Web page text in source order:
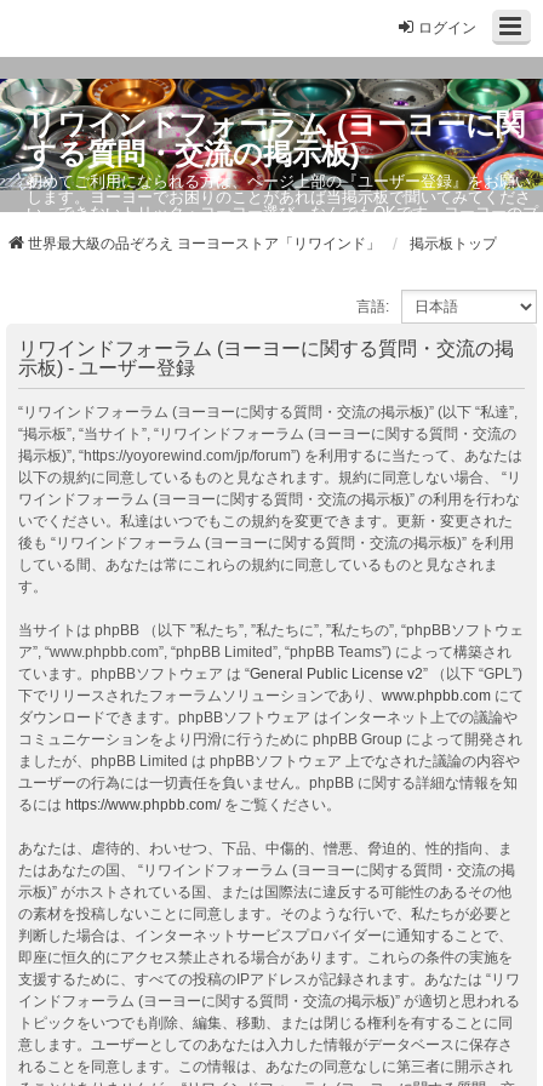
ログイン
リワインドフォーラム (ヨーヨーに関
する質問・交流の掲示板)
初めてご利用になられる方は、ページ上部の『ユーザー登録』をお願い
します。ヨーヨーでお困りのことがあれば当掲示板で聞いてみてくださ
い。できないトリック・ヨーヨー選び、なんでもOKです。ヨーヨーのプ
世界最大級の品ぞろえ ヨーヨーストア「リワインド」 掲示板トップ
言語:
リワインドフォーラム (ヨーヨーに関する質問・交流の掲
示板) - ユーザー登録
“リワインドフォーラム (ヨーヨーに関する質問・交流の掲示板)” (以下 “私達”,
“掲示板”, “当サイト”, “リワインドフォーラム (ヨーヨーに関する質問・交流の
掲示板)”, “https://yoyorewind.com/jp/forum”) を利用するに当たって、あなたは
以下の規約に同意しているものと見なされます。規約に同意しない場合、 “リ
ワインドフォーラム (ヨーヨーに関する質問・交流の掲示板)” の利用を行わな
いでください。私達はいつでもこの規約を変更できます。更新・変更された
後も “リワインドフォーラム (ヨーヨーに関する質問・交流の掲示板)” を利用
している間、あなたは常にこれらの規約に同意しているものと見なされま
す。
当サイトは phpBB （以下 ”私たち”, ”私たちに”, ”私たちの”, “phpBBソフトウェ
ア”, “www.phpbb.com”, “phpBB Limited”, “phpBB Teams”) によって構築され
ています。phpBBソフトウェア は “General Public License v2” （以下 “GPL”)
下でリリースされたフォーラムソリューションであり、 www.phpbb.com にて
ダウンロードできます。phpBBソフトウェア はインターネット上での議論や
コミュニケーションをより円滑に行うために phpBB Group によって開発され
ましたが、phpBB Limited は phpBBソフトウェア 上でなされた議論の内容や
ユーザーの行為には一切責任を負いません。phpBB に関する詳細な情報を知
るには https://www.phpbb.com/をご覧ください。
あなたは、虐待的、わいせつ、下品、中傷的、憎悪、脅迫的、性的指向、ま
たはあなたの国、 “リワインドフォーラム (ヨーヨーに関する質問・交流の掲
示板)” がホストされている国、または国際法に違反する可能性のあるその他
の素材を投稿しないことに同意します。そのような行いで、私たちが必要と
判断した場合は、インターネットサービスプロバイダーに通知することで、
即座に恒久的にアクセス禁止される場合があります。これらの条件の実施を
支援するために、すべての投稿のIPアドレスが記録されます。あなたは “リワ
インドフォーラム (ヨーヨーに関する質問・交流の掲示板)” が適切と思われる
トピックをいつでも削除、編集、移動、または閉じる権利を有することに同
意します。ユーザーとしてのあなたは入力した情報がデータベースに保存さ
れることを同意します。この情報は、あなたの同意なしに第三者に開示され